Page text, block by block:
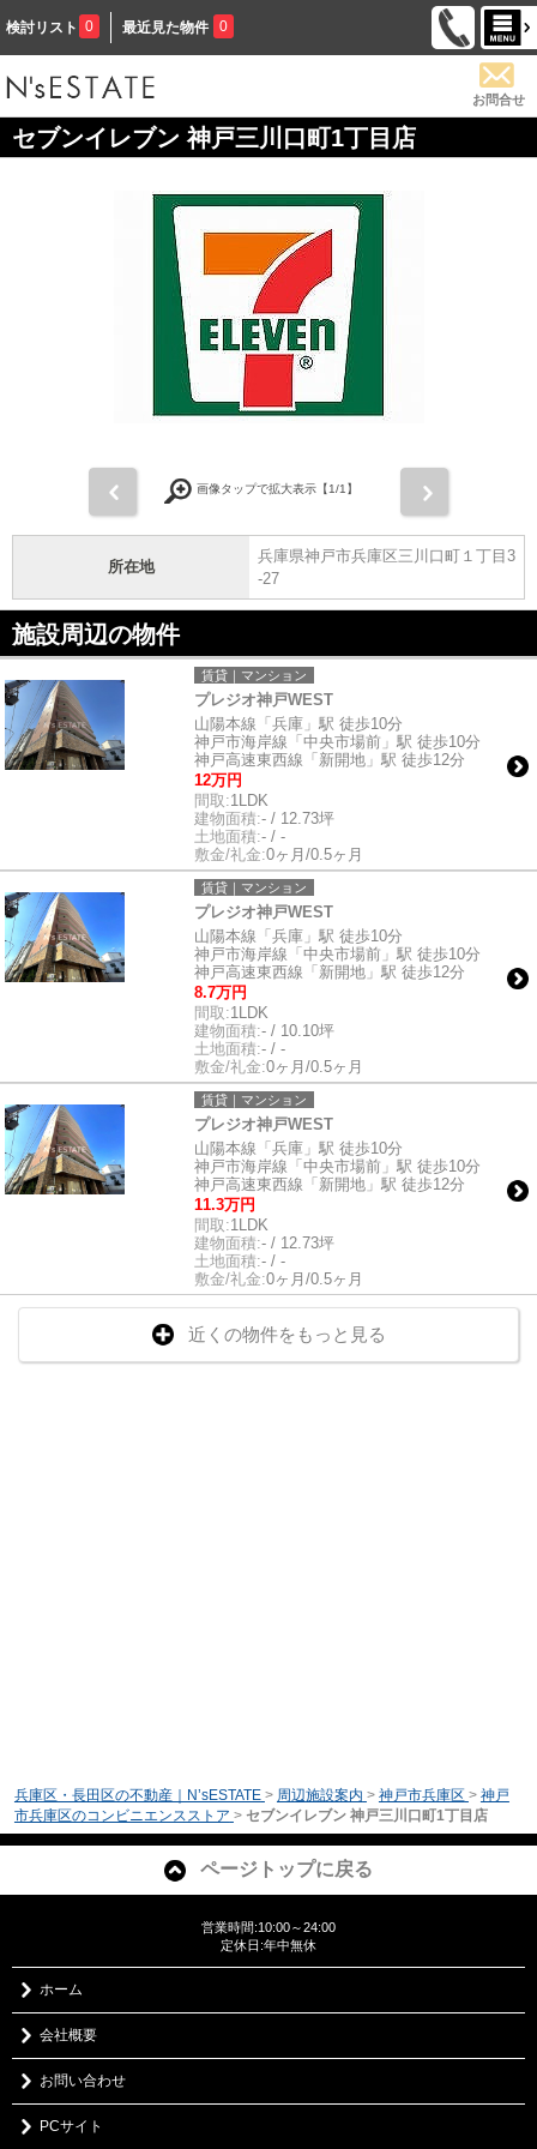
検討リスト 0 最近見た物件 0
お問合せ
セブンイレブン 神戸三川口町1丁目店
画像タップで拡大表示【1/1】
所在地
兵庫県神戸市兵庫区三川口町１丁目3
-27
施設周辺の物件
賃貸｜マンション
プレジオ神戸WEST
山陽本線「兵庫」駅 徒歩10分
神戸市海岸線「中央市場前」駅 徒歩10分
神戸高速東西線「新開地」駅 徒歩12分
12万円
間取:1LDK
建物面積:- / 12.73坪
土地面積:- / -
敷金/礼金:0ヶ月/0.5ヶ月
賃貸｜マンション
プレジオ神戸WEST
山陽本線「兵庫」駅 徒歩10分
神戸市海岸線「中央市場前」駅 徒歩10分
神戸高速東西線「新開地」駅 徒歩12分
8.7万円
間取:1LDK
建物面積:- / 10.10坪
土地面積:- / -
敷金/礼金:0ヶ月/0.5ヶ月
賃貸｜マンション
プレジオ神戸WEST
山陽本線「兵庫」駅 徒歩10分
神戸市海岸線「中央市場前」駅 徒歩10分
神戸高速東西線「新開地」駅 徒歩12分
11.3万円
間取:1LDK
建物面積:- / 12.73坪
土地面積:- / -
敷金/礼金:0ヶ月/0.5ヶ月
近くの物件をもっと見る
兵庫区・長田区の不動産｜N’sESTATE > 周辺施設案内 > 神戸市兵庫区 > 神戸
市兵庫区のコンビニエンスストア > セブンイレブン 神戸三川口町1丁目店
ページトップに戻る
営業時間:10:00～24:00
定休日:年中無休
ホーム
会社概要
お問い合わせ
PCサイト